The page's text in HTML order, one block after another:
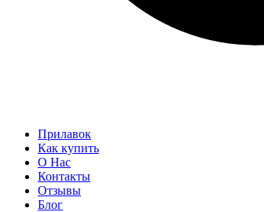
Прилавок
Как купить
О Нас
Контакты
Отзывы
Блог